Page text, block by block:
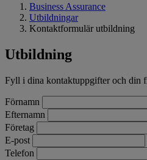
Business Assurance
Utbildningar
Kontaktformulär utbildning
Utbildning
Fyll i dina kontaktuppgifter och din
Förnamn
Efternamn
Företag
E-post
Telefon